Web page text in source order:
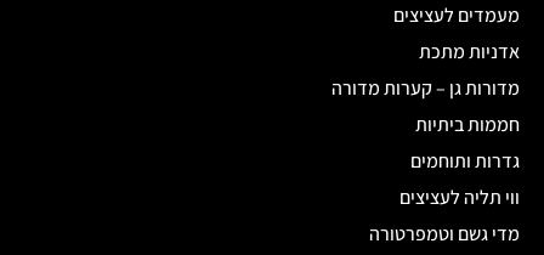
מעמדים לעציצים
אדניות מתכת
מדורות גן – קערות מדורה
חממות ביתיות
גדרות ותוחמים
ווי תליה לעציצים
מדי גשם וטמפרטורה